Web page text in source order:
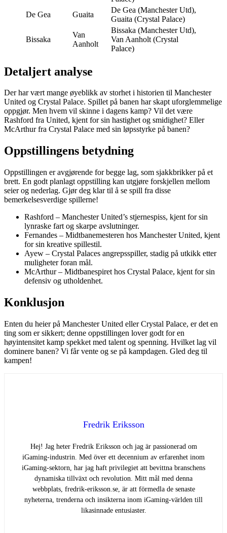
De Gea
Guaita
De Gea (Manchester Utd),
Guaita (Crystal Palace)
Bissaka
Van
Aanholt
Bissaka (Manchester Utd),
Van Aanholt (Crystal
Palace)
Detaljert analyse
Der har vært mange øyeblikk av storhet i historien til Manchester
United og Crystal Palace. Spillet på banen har skapt uforglemmelige
oppgjør. Men hvem vil skinne i dagens kamp? Vil det være
Rashford fra United, kjent for sin hastighet og smidighet? Eller
McArthur fra Crystal Palace med sin løpsstyrke på banen?
Oppstillingens betydning
Oppstillingen er avgjørende for begge lag, som sjakkbrikker på et
brett. En godt planlagt oppstilling kan utgjøre forskjellen mellom
seier og nederlag. Gjør deg klar til å se spill fra disse
bemerkelsesverdige spillerne!
Rashford – Manchester United’s stjernespiss, kjent for sin
lynraske fart og skarpe avslutninger.
Fernandes – Midtbanemesteren hos Manchester United, kjent
for sin kreative spillestil.
Ayew – Crystal Palaces angrepsspiller, stadig på utkikk etter
muligheter foran mål.
McArthur – Midtbanespiret hos Crystal Palace, kjent for sin
defensiv og utholdenhet.
Konklusjon
Enten du heier på Manchester United eller Crystal Palace, er det en
ting som er sikkert; denne oppstillingen lover godt for en
høyintensitet kamp spekket med talent og spenning. Hvilket lag vil
dominere banen? Vi får vente og se på kampdagen. Gled deg til
kampen!
Fredrik Eriksson
Hej! Jag heter Fredrik Eriksson och jag är passionerad om
iGaming-industrin. Med över ett decennium av erfarenhet inom
iGaming-sektorn, har jag haft privilegiet att bevittna branschens
dynamiska tillväxt och revolution. Mitt mål med denna
webbplats, fredrik-eriksson.se, är att förmedla de senaste
nyheterna, trenderna och insikterna inom iGaming-världen till
likasinnade entusiaster.